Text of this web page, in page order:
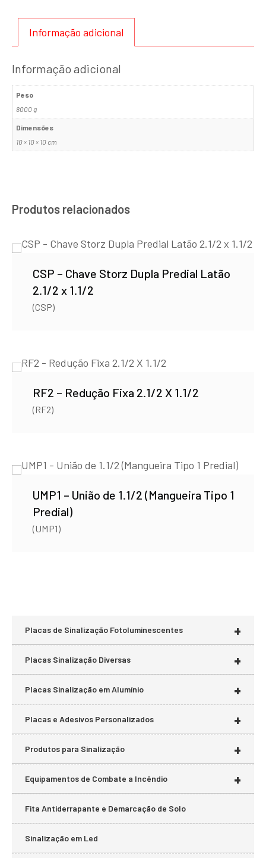
Informação adicional
Informação adicional
Peso
8000 g
Dimensões
10 × 10 × 10 cm
Produtos relacionados
CSP – Chave Storz Dupla Predial Latão
2.1/2 x 1.1/2
(CSP)
RF2 – Redução Fixa 2.1/2 X 1.1/2
(RF2)
UMP1 – União de 1.1/2 (Mangueira Tipo 1
Predial)
(UMP1)
+
Placas de Sinalização Fotoluminescentes
+
Placas Sinalização Diversas
+
Placas Sinalização em Alumínio
+
Placas e Adesivos Personalizados
+
Produtos para Sinalização
+
Equipamentos de Combate a Incêndio
Fita Antiderrapante e Demarcação de Solo
Sinalização em Led